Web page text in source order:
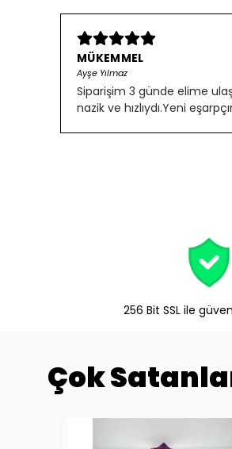
MÜKEMMEL
Ayşe Yılmaz
Siparişim 3 günde elime
nazik ve hızlıydı.Yeni
256 Bit SSL ile
Çok